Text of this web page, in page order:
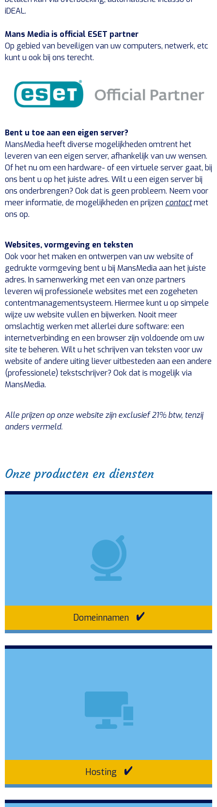
iDEAL.
Mans Media is official ESET partner
Op gebied van beveiligen van uw computers, netwerk, etc
kunt u ook bij ons terecht.
Bent u toe aan een eigen server?
MansMedia heeft diverse mogelijkheden omtrent het
leveren van een eigen server, afhankelijk van uw wensen.
Of het nu om een hardware- of een virtuele server gaat, bij
ons bent u op het juiste adres. Wilt u een eigen server bij
ons onderbrengen? Ook dat is geen probleem. Neem voor
meer informatie, de mogelijkheden en prijzen contactmet
ons op.
Websites, vormgeving en teksten
Ook voor het maken en ontwerpen van uw website of
gedrukte vormgeving bent u bij MansMedia aan het juiste
adres. In samenwerking met een van onze partners
leveren wij professionele websites met een zogeheten
contentmanagementsysteem. Hiermee kunt u op simpele
wijze uw website vullen en bijwerken. Nooit meer
omslachtig werken met allerlei dure software: een
internetverbinding en een browser zijn voldoende om uw
site te beheren. Wilt u het schrijven van teksten voor uw
website of andere uiting liever uitbesteden aan een andere
(professionele) tekstschrijver? Ook dat is mogelijk via
MansMedia.
Alle prijzen op onze website zijn exclusief 21% btw, tenzij
anders vermeld.
Onze producten en diensten
Domeinnamen
Hosting